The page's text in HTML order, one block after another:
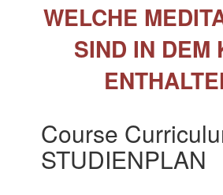
WELCHE
SIND IN DEM
Course
STUDIENPLAN